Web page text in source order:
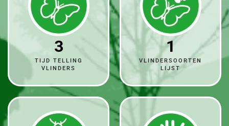
3
TIJD TELLING
VLINDERS
1
VLINDERSOORTEN
LIJST